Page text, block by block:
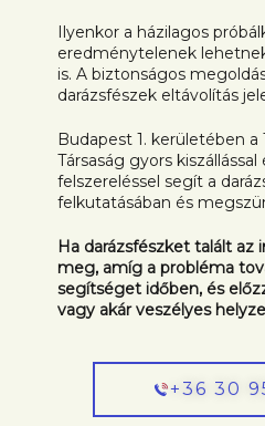
Ilyenkor a házilagos
eredménytelenek
is. A biztonságos
darázsfészek eltávolítás
Budapest 1. kerületében a
Társaság gyors
felszereléssel segít a
felkutatásában és
Ha darázsfészket talált az
meg, amíg a probléma
segítséget időben, és
vagy akár veszélyes
+36 30